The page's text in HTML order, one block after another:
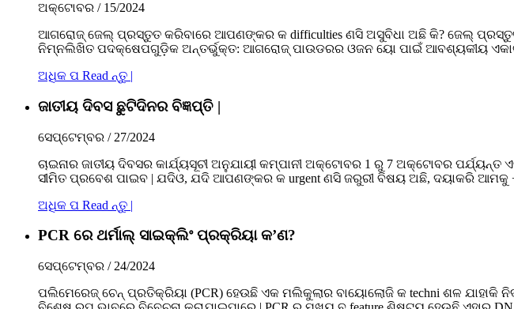
ଅକ୍ଟୋବର / 15/2024
ଆଗରୋଜ୍ ଜେଲ୍ ପ୍ରସ୍ତୁତ କରିବାରେ ଆପଣଙ୍କର କ difficulties ଣସି ଅସୁବିଧା ଅଛି କି? ଜେଲ୍
ନିମ୍ନଲିଖିତ ପଦକ୍ଷେପଗୁଡ଼ିକ ଅନ୍ତର୍ଭୁକ୍ତ: ଆଗରୋଜ୍ ପାଉଡରର ଓଜନ ୟୋ ପାଇଁ ଆବଶ୍ୟକୀୟ
ଅଧିକ ପ Read ନ୍ତୁ |
ଜାତୀୟ ଦିବସ ଛୁଟିଦିନର ବିଜ୍ଞପ୍ତି |
ସେପ୍ଟେମ୍ବର / 27/2024
ଚାଇନାର ଜାତୀୟ ଦିବସର କାର୍ଯ୍ୟସୂଚୀ ଅନୁଯାୟୀ କମ୍ପାନୀ ଅକ୍ଟୋବର 1 ରୁ 7 ଅକ୍ଟୋବର
ସୀମିତ ପ୍ରବେଶ ପାଇବ | ଯଦିଓ, ଯଦି ଆପଣଙ୍କର କ urgent ଣସି ଜରୁରୀ ବିଷୟ ଅଛି, ଦୟାକରି ଆମକୁ
ଅଧିକ ପ Read ନ୍ତୁ |
PCR ରେ ଥର୍ମାଲ୍ ସାଇକ୍ଲିଂ ପ୍ରକ୍ରିୟା କ’ଣ?
ସେପ୍ଟେମ୍ବର / 24/2024
ପଲିମେରେଜ୍ ଚେନ୍ ପ୍ରତିକ୍ରିୟା (PCR) ହେଉଛି ଏକ ମଲିକୁଲାର ବାୟୋଲୋଜି କ techni ଶଳ ଯାହାକି